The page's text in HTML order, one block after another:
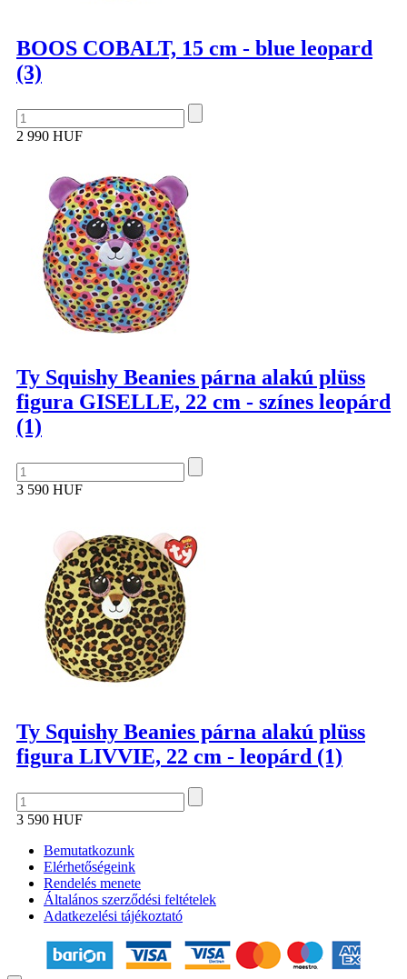
BOOS COBALT, 15 cm - blue leopard
(3)
2 990 HUF
Ty Squishy Beanies párna alakú plüss
figura GISELLE, 22 cm - színes leopárd
(1)
3 590 HUF
Ty Squishy Beanies párna alakú plüss
figura LIVVIE, 22 cm - leopárd (1)
3 590 HUF
Bemutatkozunk
Elérhetőségeink
Rendelés menete
Általános szerződési feltételek
Adatkezelési tájékoztató